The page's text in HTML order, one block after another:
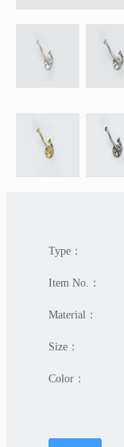
Type：
Item No.：
Material：
Size：
Color：